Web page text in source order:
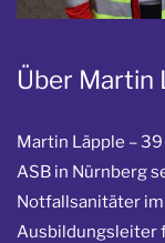
Über Martin
Martin Läpple –
ASB in Nürnberg
Notfallsanitäter im
Ausbildungsleiter